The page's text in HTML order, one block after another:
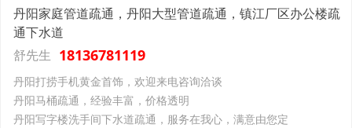
丹阳家庭管道疏通，丹阳大型管道疏通，镇江厂区办公楼疏
通下水道
舒先生 18136781119
丹阳打捞手机黄金首饰，欢迎来电咨询洽谈
丹阳马桶疏通，经验丰富，价格透明
丹阳写字楼洗手间下水道疏通，服务在我心，满意由您定